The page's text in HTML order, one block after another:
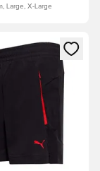
Large, X-Large
te melden als
venster om in te